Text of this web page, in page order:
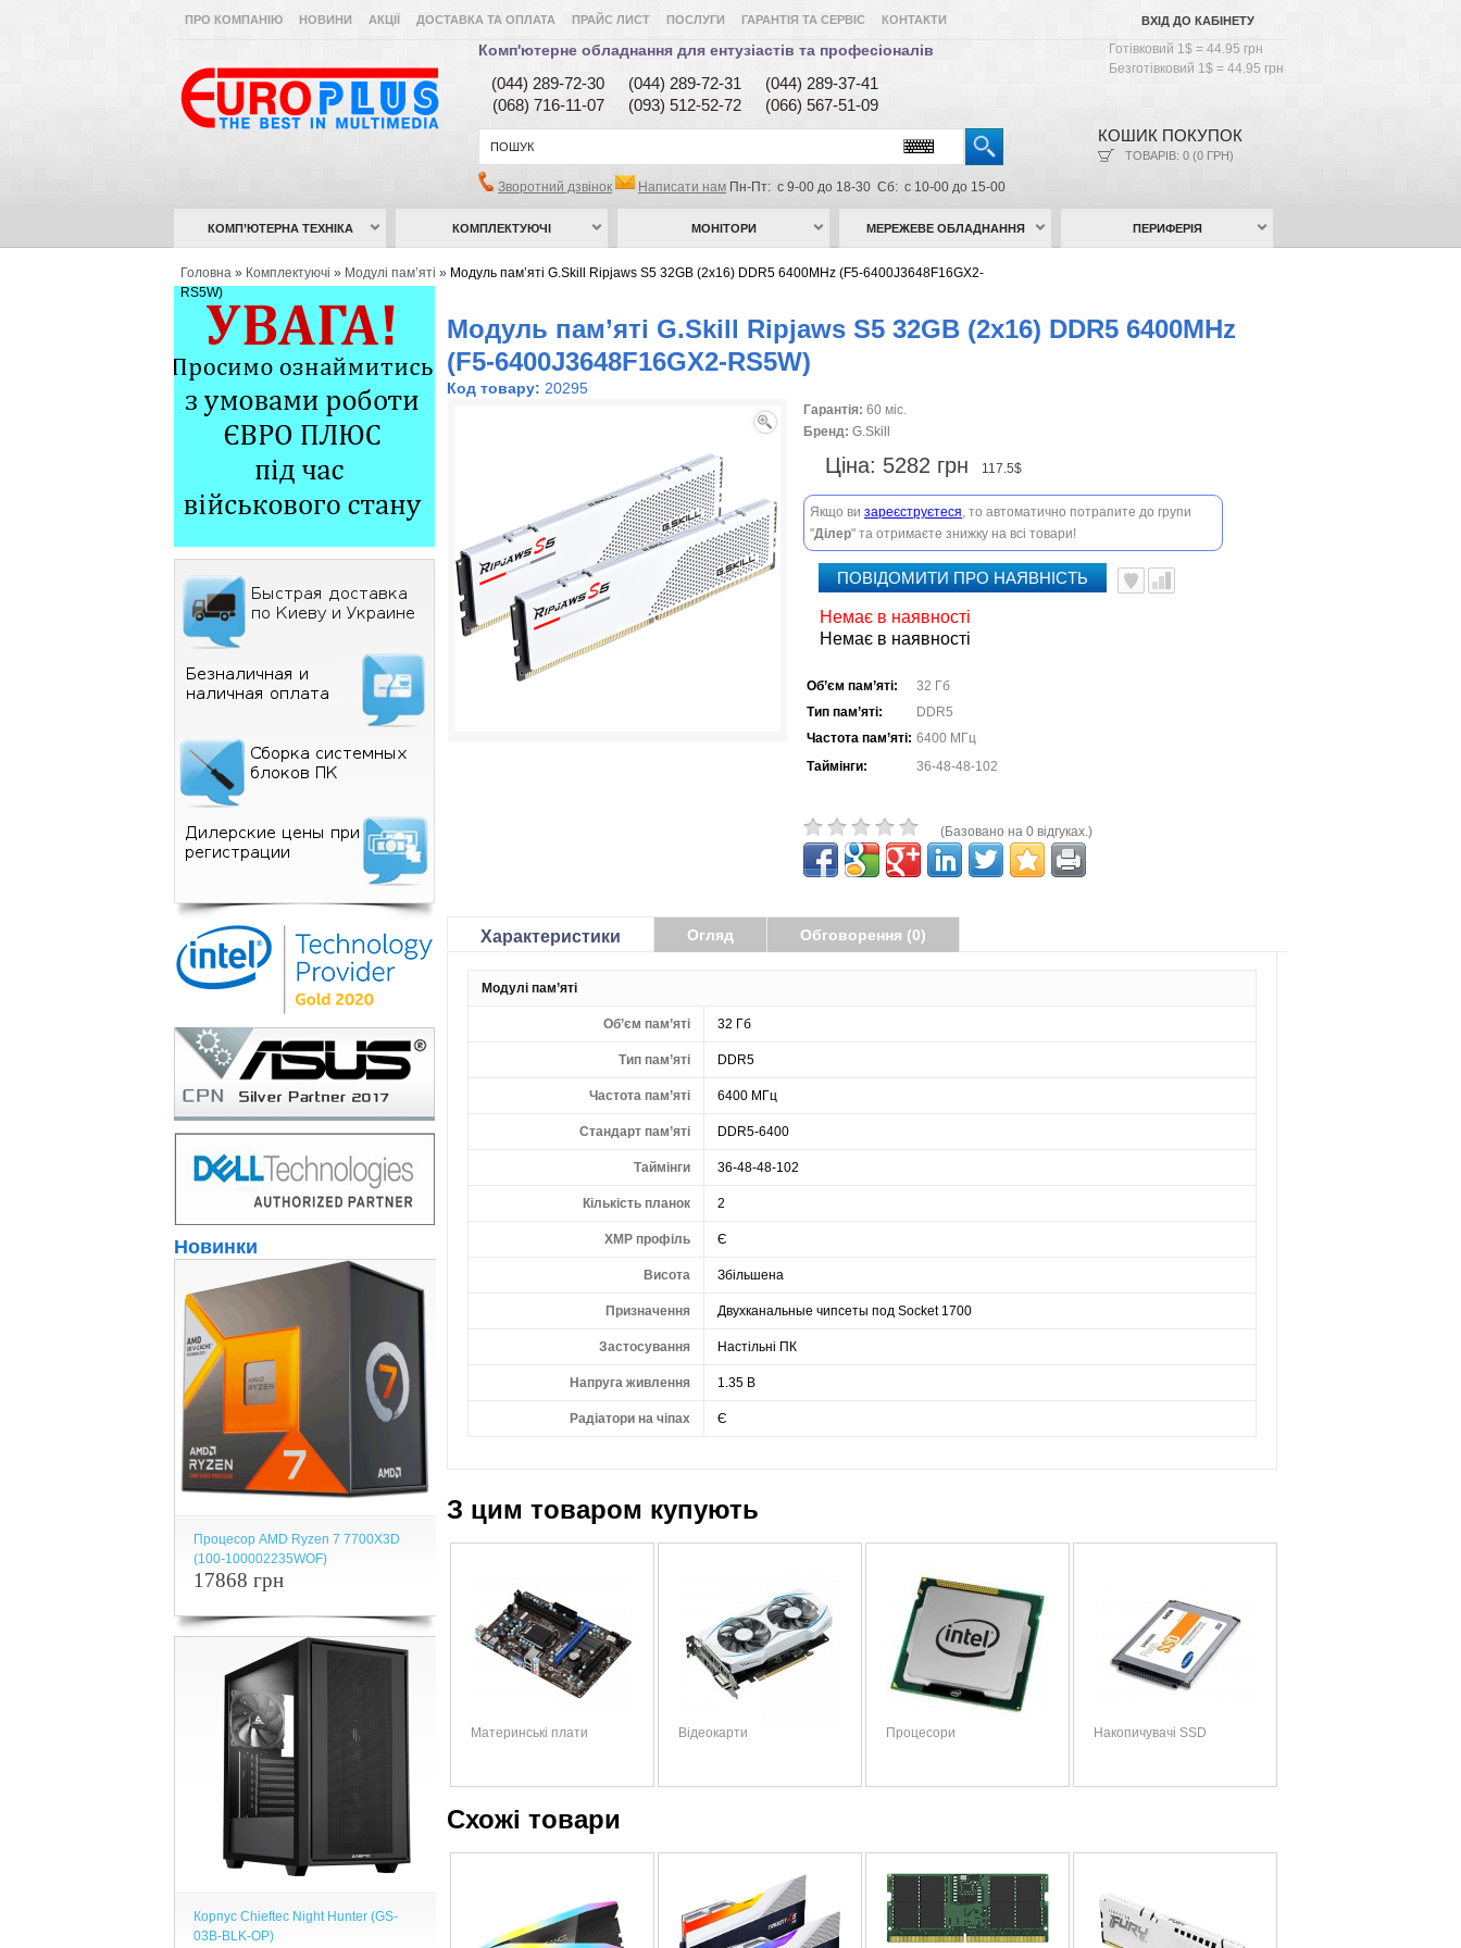
ВХІД ДО КАБІНЕТУ
ПРО КОМПАНІЮ НОВИНИ АКЦІЇ ДОСТАВКА ТА ОПЛАТА ПРАЙС ЛИСТ ПОСЛУГИ ГАРАНТІЯ ТА СЕРВІС КОНТАКТИ
Комп'ютерне обладнання для ентузіастів та професіоналів
Готівковий 1$ = 44.95 грн
Безготівковий 1$ = 44.95 грн
(044) 289-72-30 (044) 289-72-31
(044) 289-37-41
(068) 716-11-07
(093) 512-52-72
(066) 567-51-09
КОШИК ПОКУПОК
ТОВАРІВ: 0 (0 ГРН)
Зворотний дзвінок Написати нам Пн-Пт: с 9-00 до 18-30 Сб: с 10-00 до 15-00
КОМП’ЮТЕРНА ТЕХНІКА КОМПЛЕКТУЮЧІ МОНІТОРИ МЕРЕЖЕВЕ ОБЛАДНАННЯ ПЕРИФЕРІЯ
Новинки
Процесор AMD Ryzen 7 7700X3D
(100-100002235WOF)
17868 грн
Корпус Chieftec Night Hunter (GS-
03B-BLK-OP)
Головна » Комплектуючі » Модулі пам’яті » Модуль пам’яті G.Skill Ripjaws S5 32GB (2x16) DDR5 6400MHz (F5-6400J3648F16GX2-
RS5W)
Модуль пам’яті G.Skill Ripjaws S5 32GB (2x16) DDR5 6400MHz
(F5-6400J3648F16GX2-RS5W)
Код товару: 20295
Гарантія: 60 міс.
Бренд: G.Skill
Ціна: 5282 грн 117.5$
Якщо ви зареєструєтеся, то автоматично потрапите до групи
"Ділер" та отримаєте знижку на всі товари!
ПОВІДОМИТИ ПРО НАЯВНІСТЬ
Немає в наявності
Немає в наявності
Об’єм пам’яті:
32 Гб
Тип пам’яті:
DDR5
Частота пам’яті: 6400 МГц
Таймінги:
36-48-48-102
(Базовано на 0 відгуках.)
Характеристики Огляд Обговорення (0)
Модулі пам’яті
Об’єм пам’яті 32 Гб
Тип пам’яті DDR5
Частота пам’яті 6400 МГц
Стандарт пам’яті DDR5-6400
Таймінги 36-48-48-102
Кількість планок 2
XMP профіль Є
Висота Збільшена
Призначення Двухканальные чипсеты под Socket 1700
Застосування Настільні ПК
Напруга живлення 1.35 В
Радіатори на чіпах Є
З цим товаром купують
Материнські плати Відеокарти Процесори Накопичувачі SSD
Схожі товари